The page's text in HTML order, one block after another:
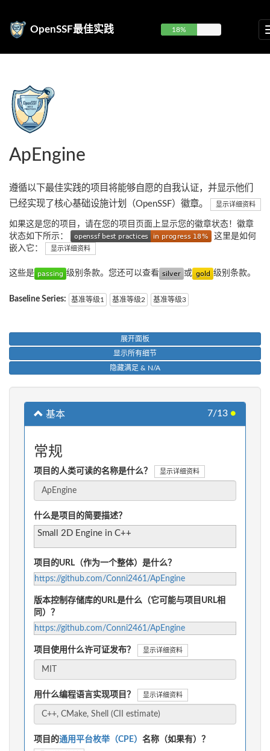
OpenSSF最佳实践 18%
ApEngine
遵循以下最佳实践的项目将能够自愿的自我认证，并显示他们
已经实现了核心基础设施计划（OpenSSF）徽章。
显示详细资料
如果这是您的项目，请在您的项目页面上显示您的徽章状态！徽章
状态如下所示：
这里是如何
嵌入它：
显示详细资料
这些是 级别条款。您还可以查看 或 级别条款。
Baseline Series: 基准等级1 基准等级2 基准等级3
展开面板
显示所有细节
隐藏满足 & N/A
基本 7/13 ●
常规
项目的人类可读的名称是什么？ 显示详细资料
什么是项目的简要描述？
Small 2D Engine in C++
项目的URL（作为一个整体）是什么？
https://github.com/Conni2461/ApEngine
版本控制存储库的URL是什么（它可能与项目URL相
同）？
https://github.com/Conni2461/ApEngine
项目使用什么许可证发布？ 显示详细资料
用什么编程语言实现项目？ 显示详细资料
项目的通用平台枚举（CPE） 名称（如果有）？